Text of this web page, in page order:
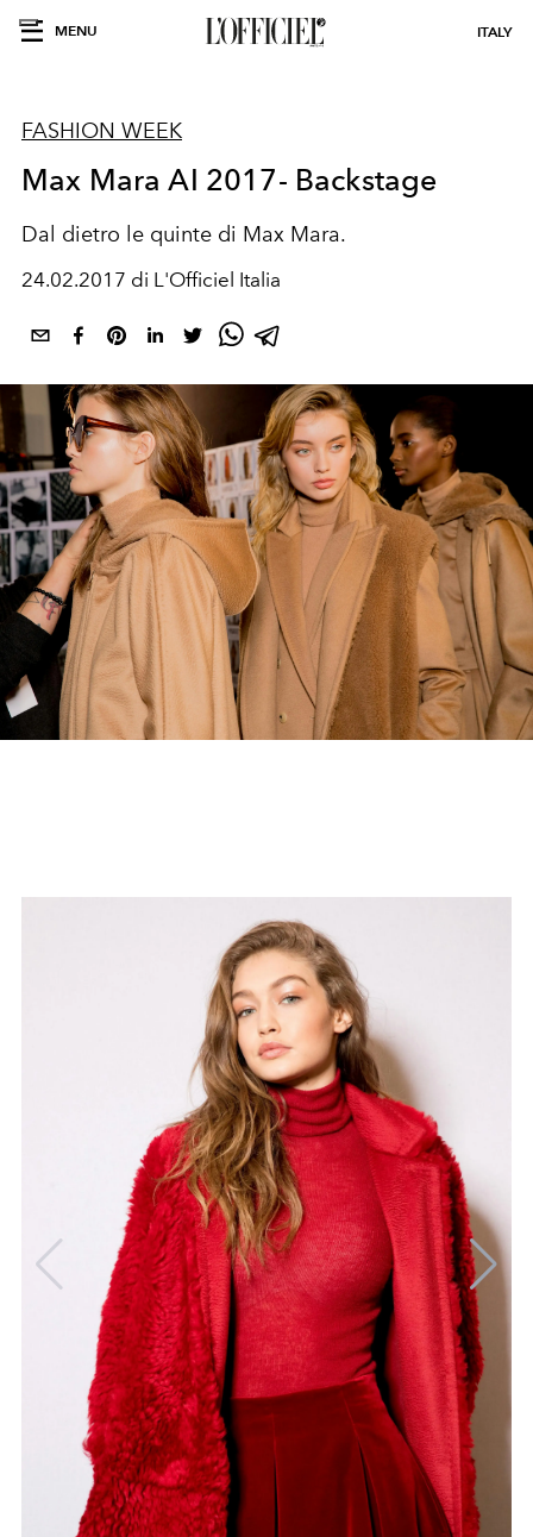
MENU ITALY
FASHION WEEK
Max Mara AI 2017- Backstage
Dal dietro le quinte di Max Mara.
24.02.2017 di L'Officiel Italia